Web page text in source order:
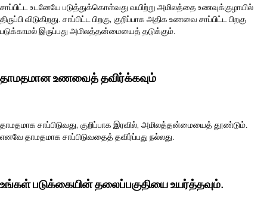
சாப்பிட்ட உடனேயே படுத்துக்கொள்வது வயிற்று அமிலத்தை உணவுக்குழாயில்
திருப்பி விடுகிறது. சாப்பிட்ட பிறகு, குறிப்பாக அதிக உணவை சாப்பிட்ட பிறகு
படுக்காமல் இருப்பது அமிலத்தன்மையைத் தடுக்கும்.
தாமதமான உணவைத் தவிர்க்கவும்
தாமதமாக சாப்பிடுவது, குறிப்பாக இரவில், அமிலத்தன்மையைத் தூண்டும்.
எனவே தாமதமாக சாப்பிடுவதைத் தவிர்ப்பது நல்லது.
உங்கள் படுக்கையின் தலைப்பகுதியை உயர்த்தவும்.